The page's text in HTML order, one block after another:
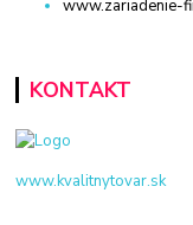
www.zariadenie-
KONTAKT
www.kvalitnytovar.sk